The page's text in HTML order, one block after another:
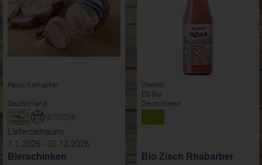
Heiko Kornacker
Deutschland
Lieferzeitraum:
1.1.2026 - 31.12.2026
Bierschinken
Voelkel
EG Bio
Deutschland
Bio Zisch Rhabarber